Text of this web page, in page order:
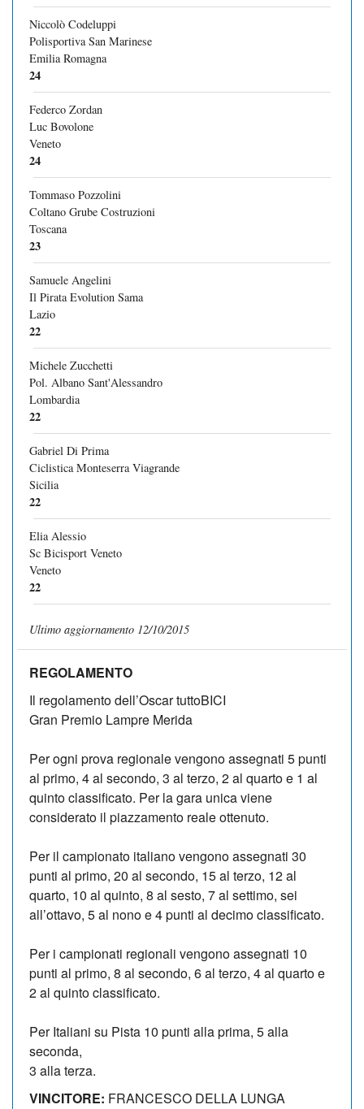
Niccolò Codeluppi
Polisportiva San Marinese
Emilia Romagna
24
Federco Zordan
Luc Bovolone
Veneto
24
Tommaso Pozzolini
Coltano Grube Costruzioni
Toscana
23
Samuele Angelini
Il Pirata Evolution Sama
Lazio
22
Michele Zucchetti
Pol. Albano Sant'Alessandro
Lombardia
22
Gabriel Di Prima
Ciclistica Monteserra Viagrande
Sicilia
22
Elia Alessio
Sc Bicisport Veneto
Veneto
22
Ultimo aggiornamento 12/10/2015
REGOLAMENTO
Il regolamento dell’Oscar tut­toBICI
Gran Premio Lampre Merida
Per ogni prova regionale vengono assegnati 5 punti
al primo, 4 al secondo, 3 al terzo, 2 al quarto e 1 al
quinto classificato. Per la gara unica viene
considerato il piazzamento reale ottenuto.
Per il campionato italiano vengono assegnati 30
punti al primo, 20 al secondo, 15 al terzo, 12 al
quarto, 10 al quinto, 8 al sesto, 7 al settimo, sei
all’ottavo, 5 al nono e 4 punti al decimo classificato.
Per i campionati regionali vengono assegnati 10
punti al primo, 8 al secondo, 6 al terzo, 4 al quarto e
2 al quinto classificato.
Per Italiani su Pista 10 punti alla prima, 5 alla
seconda,
3 alla terza.
VINCITORE: FRANCESCO DELLA LUNGA